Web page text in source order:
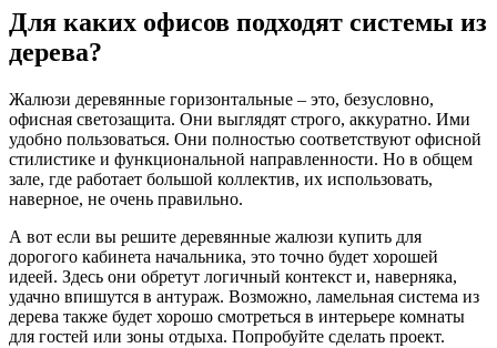
Для каких офисов подходят системы из
дерева?
Жалюзи деревянные горизонтальные – это, безусловно,
офисная светозащита. Они выглядят строго, аккуратно. Ими
удобно пользоваться. Они полностью соответствуют офисной
стилистике и функциональной направленности. Но в общем
зале, где работает большой коллектив, их использовать,
наверное, не очень правильно.
А вот если вы решите деревянные жалюзи купить для
дорогого кабинета начальника, это точно будет хорошей
идеей. Здесь они обретут логичный контекст и, наверняка,
удачно впишутся в антураж. Возможно, ламельная система из
дерева также будет хорошо смотреться в интерьере комнаты
для гостей или зоны отдыха. Попробуйте сделать проект.